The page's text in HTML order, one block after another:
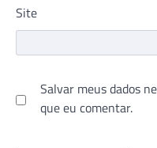
Site
Salvar meus dados
que eu comentar.